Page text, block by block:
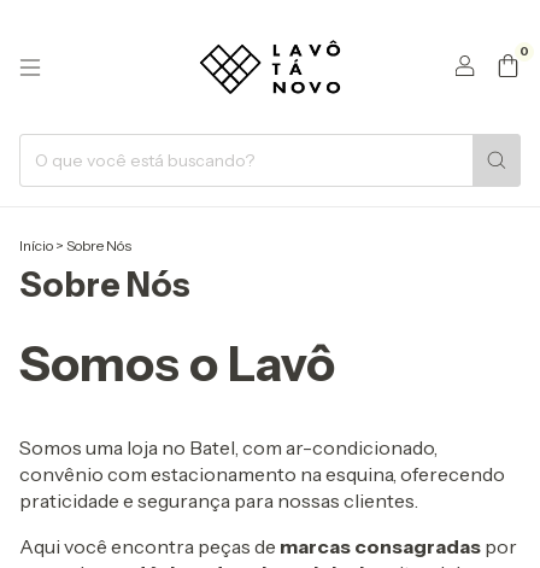
0
Início > Sobre Nós
Sobre Nós
Somos o Lavô
Somos uma loja no Batel, com ar-condicionado,
convênio com estacionamento na esquina, oferecendo
praticidade e segurança para nossas clientes.
Aqui você encontra peças de marcas consagradas por